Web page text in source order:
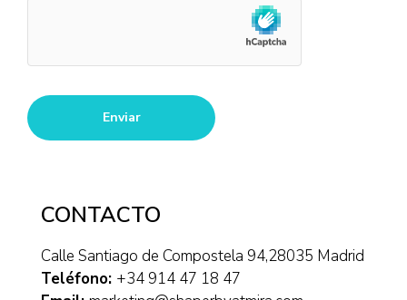
CONTACTO
Calle Santiago de Compostela 94,28035 Madrid
Teléfono: +34 914 47 18 47